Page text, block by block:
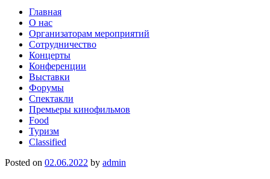
Главная
О нас
Организаторам мероприятий
Сотрудничество
Концерты
Конференции
Выставки
Форумы
Спектакли
Премьеры кинофильмов
Food
Туризм
Сlassified
Posted on 02.06.2022 by admin